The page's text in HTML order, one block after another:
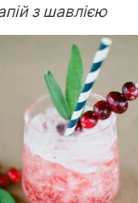
з шавлією